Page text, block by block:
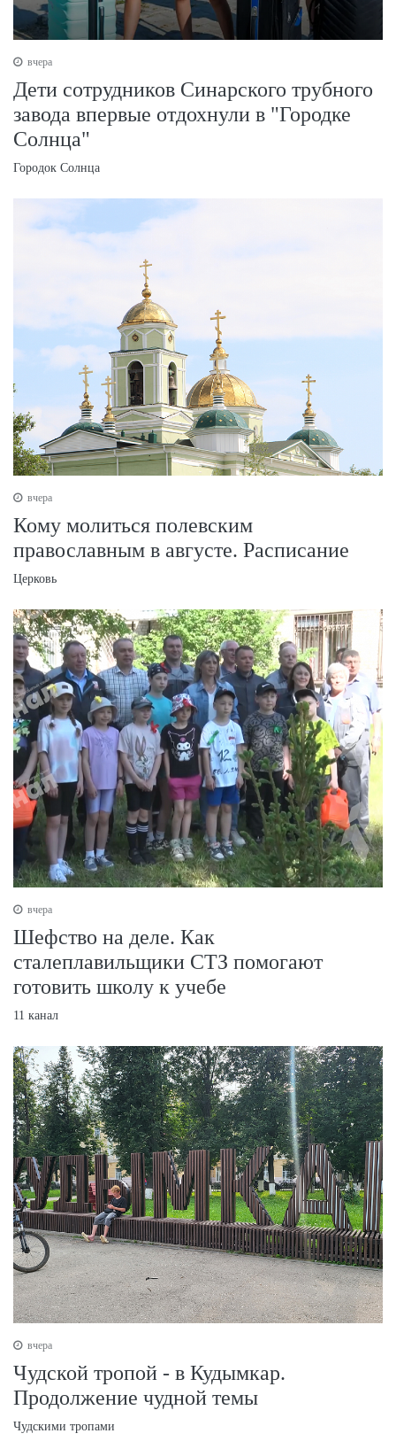
вчера
Дети сотрудников Синарского трубного
завода впервые отдохнули в "Городке
Солнца"
Городок Солнца
вчера
Кому молиться полевским
православным в августе. Расписание
Церковь
вчера
Шефство на деле. Как
сталеплавильщики СТЗ помогают
готовить школу к учебе
11 канал
вчера
Чудской тропой - в Кудымкар.
Продолжение чудной темы
Чудскими тропами